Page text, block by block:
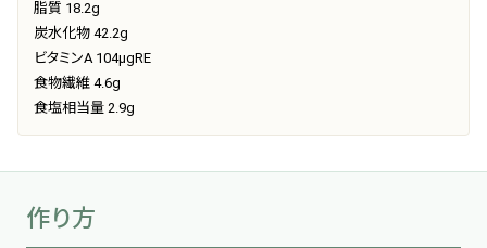
脂質 18.2g
炭水化物 42.2g
ビタミンA 104μgRE
食物繊維 4.6g
食塩相当量 2.9g
作り方